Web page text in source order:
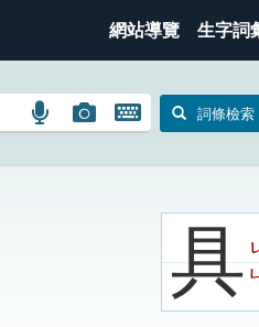
網站導覽 生字詞
語
搜
圖
搜
開
鍵
詞條檢索
具